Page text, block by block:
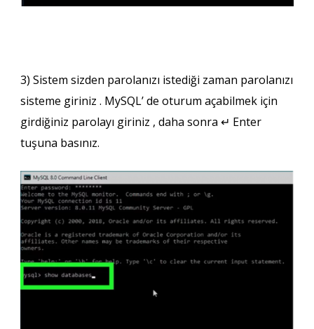
3) Sistem sizden parolanızı istediği zaman parolanızı
sisteme giriniz . MySQL’ de oturum açabilmek için
girdiğiniz parolayı giriniz , daha sonra ↵ Enter
tuşuna basınız.